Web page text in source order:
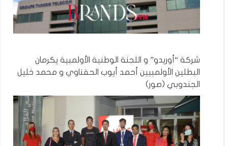
شركة “أوريدو” و اللجنة الوطنية الأولمبية يكرمان
البطلين الأولمبيين أحمد أيوب الحفناوي و محمد خليل
الجندوبي (صور)